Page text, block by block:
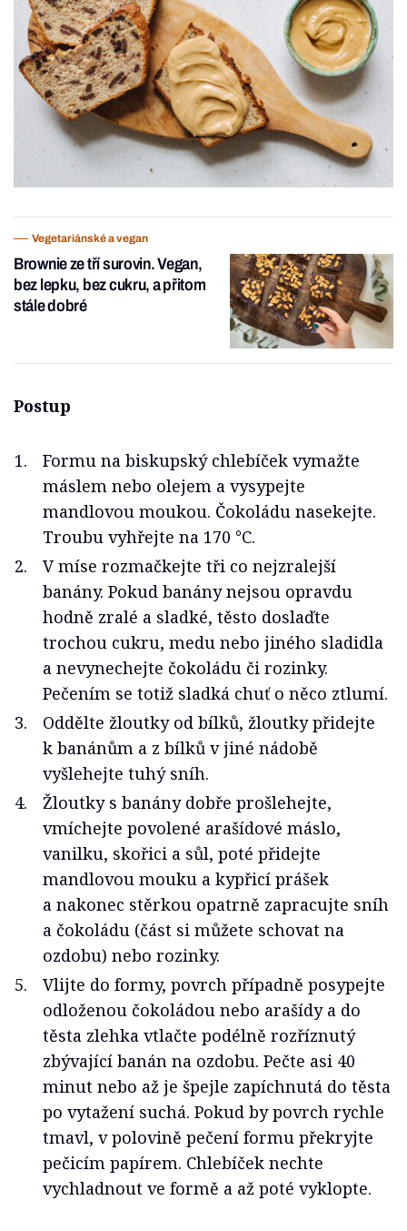
Vegetariánské a vegan
Brownie ze tří surovin. Vegan,
bez lepku, bez cukru, a přitom
stále dobré
Postup
Formu na biskupský chlebíček vymažte
máslem nebo olejem a vysypejte
mandlovou moukou. Čokoládu nasekejte.
Troubu vyhřejte na 170 °C.
V míse rozmačkejte tři co nejzralejší
banány. Pokud banány nejsou opravdu
hodně zralé a sladké, těsto doslaďte
trochou cukru, medu nebo jiného sladidla
a nevynechejte čokoládu či rozinky.
Pečením se totiž sladká chuť o něco ztlumí.
Oddělte žloutky od bílků, žloutky přidejte
k banánům a z bílků v jiné nádobě
vyšlehejte tuhý sníh.
Žloutky s banány dobře prošlehejte,
vmíchejte povolené arašídové máslo,
vanilku, skořici a sůl, poté přidejte
mandlovou mouku a kypřicí prášek
a nakonec stěrkou opatrně zapracujte sníh
a čokoládu (část si můžete schovat na
ozdobu) nebo rozinky.
Vlijte do formy, povrch případně posypejte
odloženou čokoládou nebo arašídy a do
těsta zlehka vtlačte podélně rozříznutý
zbývající banán na ozdobu. Pečte asi 40
minut nebo až je špejle zapíchnutá do těsta
po vytažení suchá. Pokud by povrch rychle
tmavl, v polovině pečení formu překryjte
pečicím papírem. Chlebíček nechte
vychladnout ve formě a až poté vyklopte.